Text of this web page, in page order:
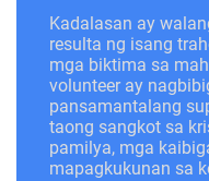
Kadalasan ay
resulta ng isang
mga biktima sa
volunteer ay
pansamantalang
taong sangkot sa
pamilya, mga
mapagkukunan sa